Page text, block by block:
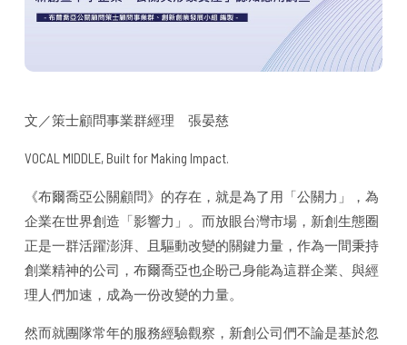
文／策士顧問事業群經理 張晏慈
VOCAL MIDDLE, Built for Making Impact.
《布爾喬亞公關顧問》的存在，就是為了用「公關力」，為
企業在世界創造「影響力」。而放眼台灣市場，新創生態圈
正是一群活躍澎湃、且驅動改變的關鍵力量，作為一間秉持
創業精神的公司，布爾喬亞也企盼己身能為這群企業、與經
理人們加速，成為一份改變的力量。
然而就團隊常年的服務經驗觀察，新創公司們不論是基於忽